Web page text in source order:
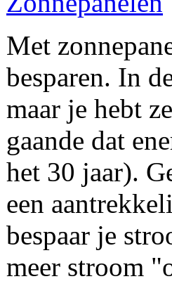
Met
besparen. In
maar je hebt
gaande dat
het 30 jaar).
een
bespaar je
meer stroom